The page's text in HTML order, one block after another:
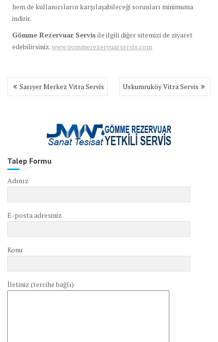
hem de kullanıcıların karşılaşabileceği sorunları minimuma
indirir.
Gömme Rezervuar Servis ile ilgili diğer sitemizi de ziyaret
edebilirsiniz.www.gommerezervuarservis.com
Yazı
gezinmesi
Sarıyer Merkez Vitra Servis Uskumruköy Vitra Servis
Talep Formu
Adınız
E-posta adresiniz
Konu
İletiniz (tercihe bağlı)